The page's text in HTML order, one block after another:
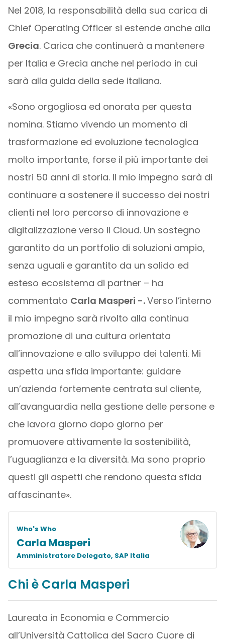
Nel 2018, la responsabilità della sua carica di
Chief Operating Officer si estende anche alla
Grecia. Carica che continuerà a mantenere
per Italia e Grecia anche nel periodo in cui
sarà alla guida della sede italiana.
«Sono orgogliosa ed onorata per questa
nomina. Stiamo vivendo un momento di
trasformazione ed evoluzione tecnologica
molto importante, forse il più importante dei
nostri 50 anni di storia. Il mio impegno sarà di
continuare a sostenere il successo dei nostri
clienti nel loro percorso di innovazione e
digitalizzazione verso il Cloud. Un sostegno
garantito da un portfolio di soluzioni ampio,
senza uguali e garantito da un solido ed
esteso ecosistema di partner – ha
commentato Carla Masperi -.Verso l’interno
il mio impegno sarà rivolto alla continua
promozione di una cultura orientata
all’innovazione e allo sviluppo dei talenti. Mi
aspetta una sfida importante: guidare
un’azienda fortemente centrata sul cliente,
all’avanguardia nella gestione delle persone e
che lavora giorno dopo giorno per
promuovere attivamente la sostenibilità,
l’uguaglianza e la diversità. Ma sono proprio
questi gli aspetti che rendono questa sfida
affascinante».
Who's Who
Carla Masperi
Amministratore Delegato, SAP Italia
Chi è Carla Masperi
Laureata in Economia e Commercio
all’Università Cattolica del Sacro Cuore di